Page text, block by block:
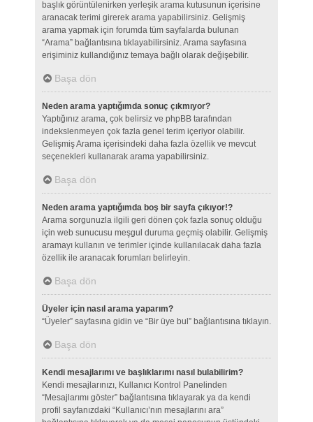
başlık görüntülenirken yerleşik arama kutusunun içerisine
aranacak terimi girerek arama yapabilirsiniz. Gelişmiş
arama yapmak için forumda tüm sayfalarda bulunan
“Arama” bağlantısına tıklayabilirsiniz. Arama sayfasına
erişiminiz kullandığınız temaya bağlı olarak değişebilir.
Başa dön
Neden arama yaptığımda sonuç çıkmıyor?
Yaptığınız arama, çok belirsiz ve phpBB tarafından
indekslenmeyen çok fazla genel terim içeriyor olabilir.
Gelişmiş Arama içerisindeki daha fazla özellik ve mevcut
seçenekleri kullanarak arama yapabilirsiniz.
Başa dön
Neden arama yaptığımda boş bir sayfa çıkıyor!?
Arama sorgunuzla ilgili geri dönen çok fazla sonuç olduğu
için web sunucusu meşgul duruma geçmiş olabilir. Gelişmiş
aramayı kullanın ve terimler içinde kullanılacak daha fazla
özellik ile aranacak forumları belirleyin.
Başa dön
Üyeler için nasıl arama yaparım?
“Üyeler” sayfasına gidin ve “Bir üye bul” bağlantısına tıklayın.
Başa dön
Kendi mesajlarımı ve başlıklarımı nasıl bulabilirim?
Kendi mesajlarınızı, Kullanıcı Kontrol Panelinden
“Mesajlarımı göster” bağlantısına tıklayarak ya da kendi
profil sayfanızdaki “Kullanıcı’nın mesajlarını ara”